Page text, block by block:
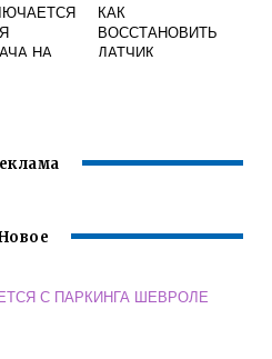
НА
КАК
ВОССТАНОВИТЬ
ДАТЧИК
С ПАРКИНГА ШЕВРОЛЕ